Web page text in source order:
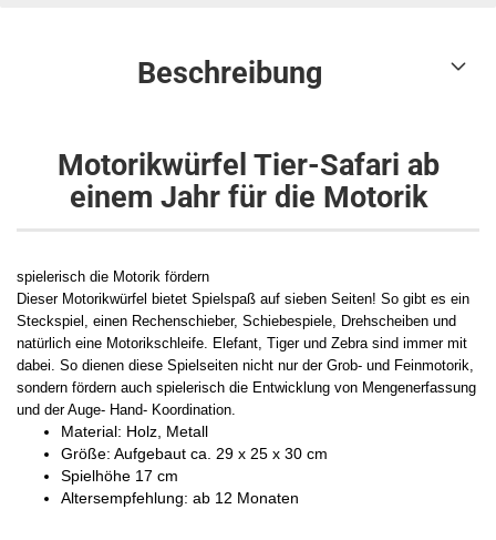
Beschreibung
Motorikwürfel Tier-Safari ab
einem Jahr für die Motorik
spielerisch die Motorik fördern
Dieser Motorikwürfel bietet Spielspaß auf sieben Seiten! So gibt es ein
Steckspiel, einen Rechenschieber, Schiebespiele, Drehscheiben und
natürlich eine Motorikschleife. Elefant, Tiger und Zebra sind immer mit
dabei. So dienen diese Spielseiten nicht nur der Grob- und Feinmotorik,
sondern fördern auch spielerisch die Entwicklung von Mengenerfassung
und der Auge- Hand- Koordination.
Material: Holz, Metall
Größe: Aufgebaut ca. 29 x 25 x 30 cm
Spielhöhe 17 cm
Altersempfehlung: ab 12 Monaten